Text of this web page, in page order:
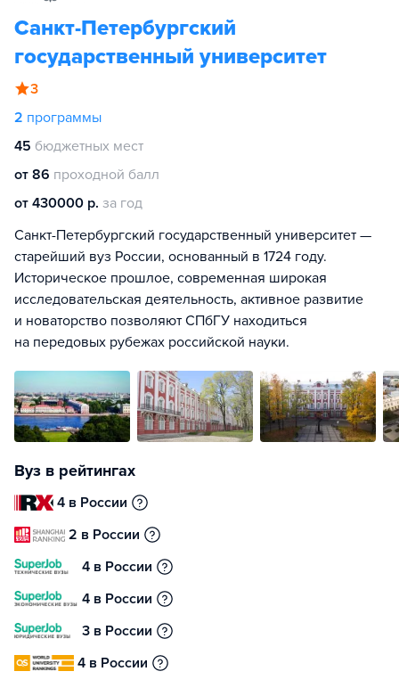
Санкт-Петербургский
государственный университет
3
2 программы
45 бюджетных мест
от 86 проходной балл
от 430000 р. за год
Санкт-Петербургский государственный университет —
старейший вуз России, основанный в 1724 году.
Историческое прошлое, современная широкая
исследовательская деятельность, активное развитие
и новаторство позволяют СПбГУ находиться
на передовых рубежах российской науки.
Вуз в рейтингах
4 в России
2 в России
4 в России
4 в России
3 в России
4 в России